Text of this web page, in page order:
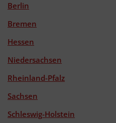
Berlin
Bremen
Hessen
Niedersachsen
Rheinland-Pfalz
Sachsen
Schleswig-Holstein